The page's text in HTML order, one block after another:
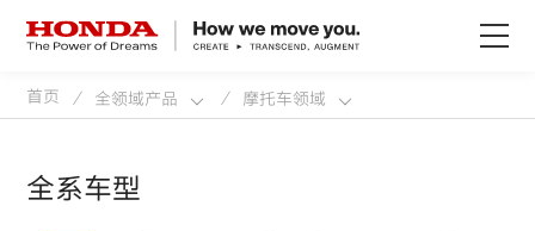
关于Honda
Honda纯电
首页 / 全领域产品 / 摩托车领域
全系车型